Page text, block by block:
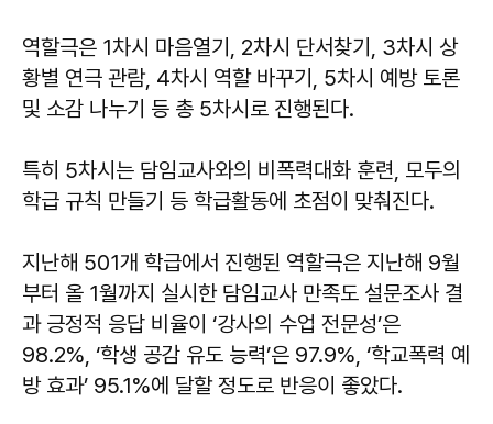
역할극은 1차시 마음열기, 2차시 단서찾기, 3차시 상
황별 연극 관람, 4차시 역할 바꾸기, 5차시 예방 토론
및 소감 나누기 등 총 5차시로 진행된다.
특히 5차시는 담임교사와의 비폭력대화 훈련, 모두의
학급 규칙 만들기 등 학급활동에 초점이 맞춰진다.
지난해 501개 학급에서 진행된 역할극은 지난해 9월
부터 올 1월까지 실시한 담임교사 만족도 설문조사 결
과 긍정적 응답 비율이 ‘강사의 수업 전문성’은
98.2%, ‘학생 공감 유도 능력’은 97.9%, ‘학교폭력 예
방 효과’ 95.1%에 달할 정도로 반응이 좋았다.